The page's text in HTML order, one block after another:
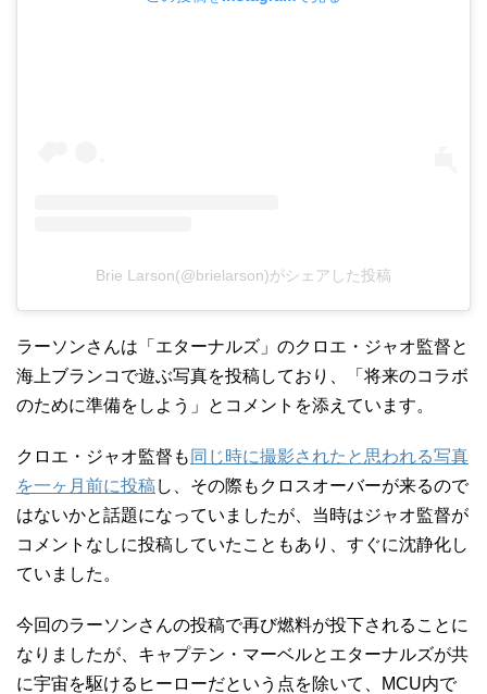
Brie Larson(@brielarson)がシェアした投稿
ラーソンさんは「エターナルズ」のクロエ・ジャオ監督と
海上ブランコで遊ぶ写真を投稿しており、「将来のコラボ
のために準備をしよう」とコメントを添えています。
クロエ・ジャオ監督も 同じ時に撮影されたと思われる写真
を一ヶ月前に投稿し、その際もクロスオーバーが来るので
はないかと話題になっていましたが、当時はジャオ監督が
コメントなしに投稿していたこともあり、すぐに沈静化し
ていました。
今回のラーソンさんの投稿で再び燃料が投下されることに
なりましたが、キャプテン・マーベルとエターナルズが共
に宇宙を駆けるヒーローだという点を除いて、MCU内で